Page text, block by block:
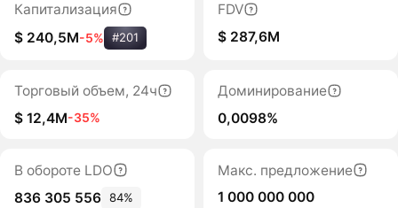
Капитализация
$ 240,5M-5% #201
FDV
$ 287,6M
Торговый объем, 24ч
$ 12,4M-35%
Доминирование
0,0098%
В обороте LDO
836 305 556 84%
Макс. предложение
1 000 000 000